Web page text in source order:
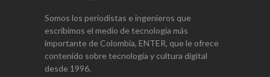
Somos los periodistas e ingenieros que
escribimos el medio de tecnología más
importante de Colombia, ENTER, que le ofrece
contenido sobre tecnología y cultura digital
desde 1996.